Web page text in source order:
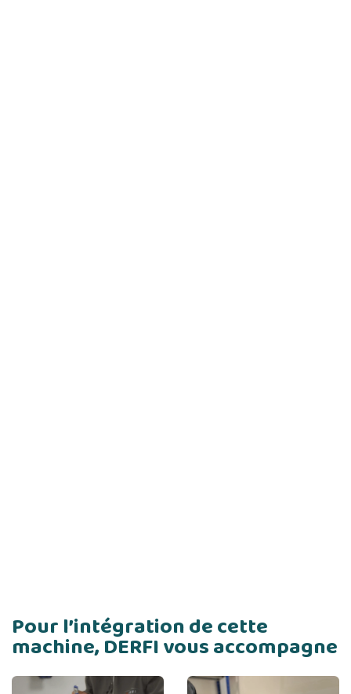
Pour l’intégration de cette
machine, DERFI vous accompagne